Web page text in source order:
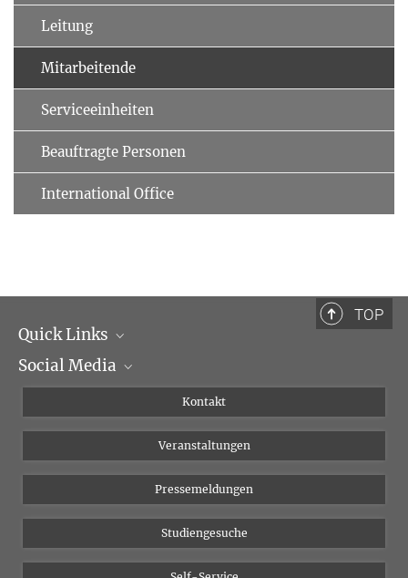
Leitung
Mitarbeitende
Serviceeinheiten
Beauftragte Personen
International Office
TOP
Quick Links
Institutsleitung
Social Media
Bluesky
YouTube
Kontakt
Veranstaltungen
Pressemeldungen
Studiengesuche